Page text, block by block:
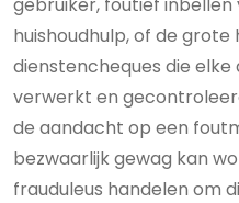
huishoudhulp, of de grote
dienstencheques die
verwerkt en
de aandacht op een
bezwaarlijk gewag kan
frauduleus handelen om